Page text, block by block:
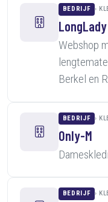
BEDRIJF
Webshop
Berkel en
BEDRIJF
Only-M
BEDRIJF